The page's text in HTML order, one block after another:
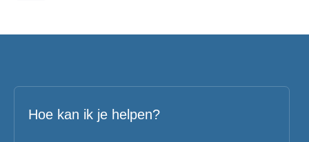
Hoe kan ik je helpen?